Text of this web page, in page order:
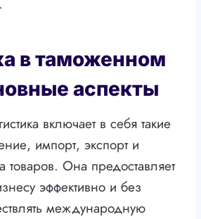
в таможенном
аспекты
включает в себя такие
импорт, экспорт и
товаров. Она предоставляет
эффективно и без
международную